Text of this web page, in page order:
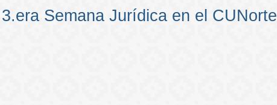
Semana Jurídica en el CUNorte